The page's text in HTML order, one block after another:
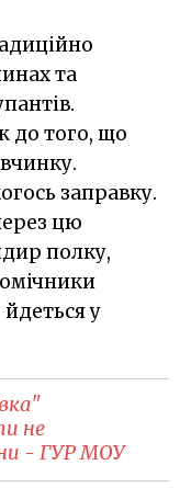
та
до того, що
заправку.
цю
полку,
у
не
- ГУР МОУ